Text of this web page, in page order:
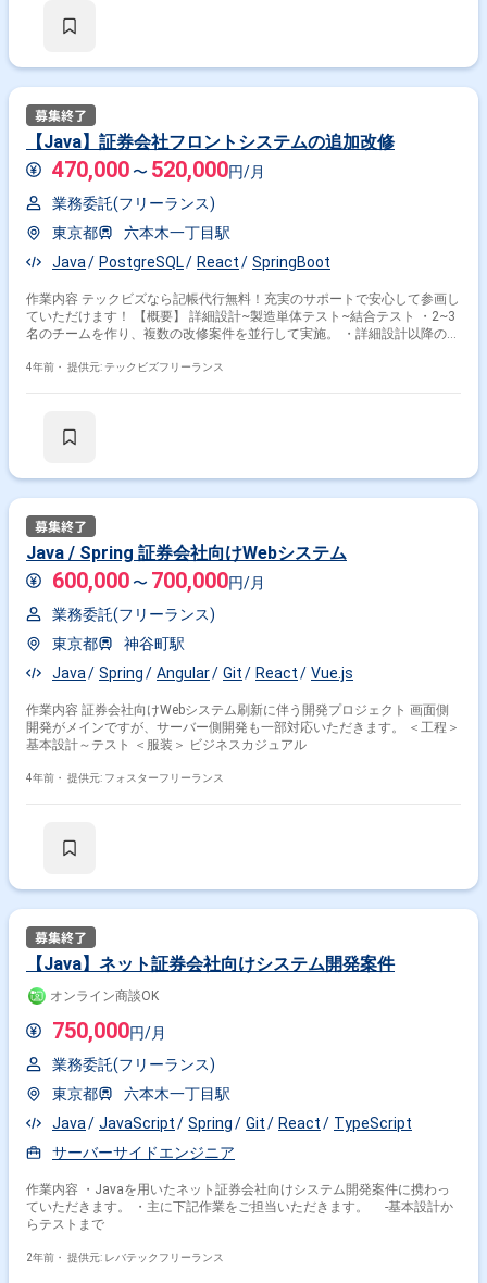
【Java】証券会社フロントシステムの追加改修
470,000 〜 520,000円/月
業務委託(フリーランス)
東京都
六本木一丁目駅
Java
PostgreSQL React SpringBoot
作業内容 テックビズなら記帳代行無料！充実のサポートで安心して参画し
ていただけます！ 【概要】 詳細設計~製造単体テスト~結合テスト ・2~3
名のチームを作り、複数の改修案件を並行して実施。 ・詳細設計以降の設
React.js、SpringBoot OracleDB、PostgreSQL 【最寄】 六本木一丁目駅(出
4年前・ 提供元: テックビズフリーランス
Java / Spring 証券会社向けWebシステム
600,000 〜 700,000円/月
業務委託(フリーランス)
東京都
神谷町駅
Java
Spring Angular Git React Vue.js
作業内容 証券会社向けWebシステム刷新に伴う開発プロジェクト 画面側
開発がメインですが、サーバー側開発も一部対応いただきます。 ＜工程＞
基本設計～テスト ＜服装＞ ビジネスカジュアル
4年前・ 提供元: フォスターフリーランス
【Java】ネット証券会社向けシステム開発案件
オンライン商談OK
750,000円/月
業務委託(フリーランス)
東京都
六本木一丁目駅
Java
JavaScript Spring Git React
TypeScript
サーバーサイドエンジニア
作業内容 ・Javaを用いたネット証券会社向けシステム開発案件に携わっ
ていただきます。 ・主に下記作業をご担当いただきます。 -基本設計か
らテストまで
2年前・ 提供元: レバテックフリーランス